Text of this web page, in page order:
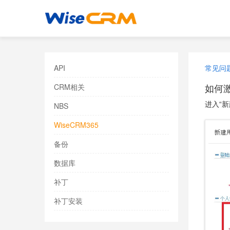
API
CRM相关
NBS
WiseCRM365
备份
数据库
补丁
补丁安装
常见问
如何
进入“